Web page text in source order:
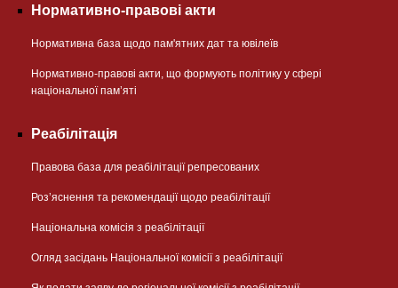
Нормативно-правові акти
Нормативна база щодо пам'ятних дат та ювілеїв
Нормативно-правові акти, що формують політику у сфері
національної памʼяті
Реабілітація
Правова база для реабілітації репресованих
Розʼяснення та рекомендації щодо реабілітації
Національна комісія з реабілітації
Огляд засідань Національної комісії з реабілітації